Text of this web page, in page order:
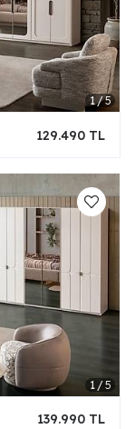
129.490 TL
139.990 TL